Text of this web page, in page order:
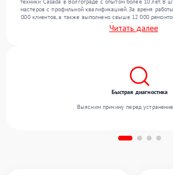
мастеров с профильной квалификацией. За время
000 клиентов, а также выполнено свыше 12 000
центр поступает от 300 устройств, включая , , . Мы
сложности и обеспечиваем надежный результат
Читать далее
Быстрая диагностика
Выясним причину перед